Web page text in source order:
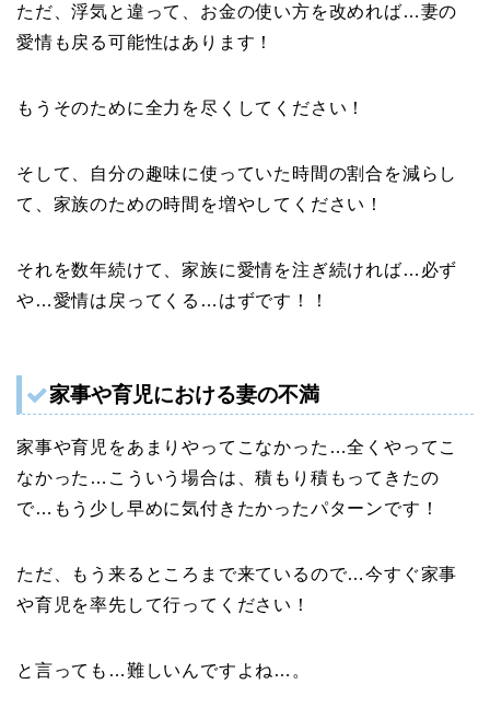
ただ、浮気と違って、お金の使い方を改めれば…妻の
愛情も戻る可能性はあります！
もうそのために全力を尽くしてください！
そして、自分の趣味に使っていた時間の割合を減らし
て、家族のための時間を増やしてください！
それを数年続けて、家族に愛情を注ぎ続ければ…必ず
や…愛情は戻ってくる…はずです！！
家事や育児における妻の不満
家事や育児をあまりやってこなかった…全くやってこ
なかった…こういう場合は、積もり積もってきたの
で…もう少し早めに気付きたかったパターンです！
ただ、もう来るところまで来ているので…今すぐ家事
や育児を率先して行ってください！
と言っても…難しいんですよね…。